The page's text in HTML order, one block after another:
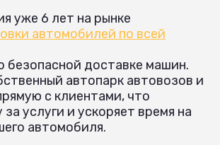
уже 6 лет на рынке
автомобилей по всей
безопасной доставке машин.
автопарк автовозов и
с клиентами, что
услуги и ускоряет время на
автомобиля.